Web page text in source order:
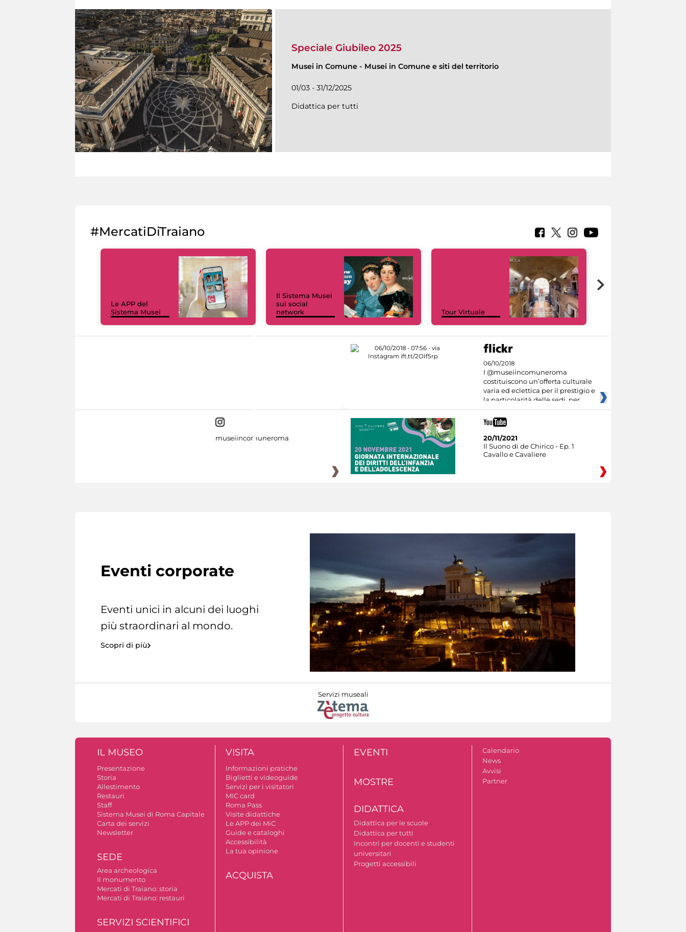
Speciale Giubileo 2025
Musei in Comune - Musei in Comune e siti del territorio
01/03 - 31/12/2025
Didattica per tutti
#MercatiDiTraiano
Le APP del
Sistema Musei
Il Sistema Musei
sui social
network
Tour Virtuale
06/10/2018
I @museiincomuneroma
costituiscono un’offerta culturale
varia ed eclettica per il prestigio e
la particolarità delle sedi, per
museiincomuneroma
20/11/2021
Il Suono di de Chirico - Ep. 1
Cavallo e Cavaliere
Eventi corporate
Eventi unici in alcuni dei luoghi
più straordinari al mondo.
Scopri di più
Servizi museali
IL MUSEO
Presentazione
Storia
Allestimento
Restauri
Staff
Sistema Musei di Roma Capitale
Carta dei servizi
Newsletter
SEDE
Area archeologica
Il monumento
Mercati di Traiano: storia
Mercati di Traiano: restauri
SERVIZI SCIENTIFICI
VISITA
Informazioni pratiche
Biglietti e videoguide
Servizi per i visitatori
MIC card
Roma Pass
Visite didattiche
Le APP dei MiC
Guide e cataloghi
Accessibilità
La tua opinione
ACQUISTA
EVENTI
MOSTRE
DIDATTICA
Didattica per le scuole
Didattica per tutti
Incontri per docenti e studenti
universitari
Progetti accessibili
Calendario
News
Avvisi
Partner